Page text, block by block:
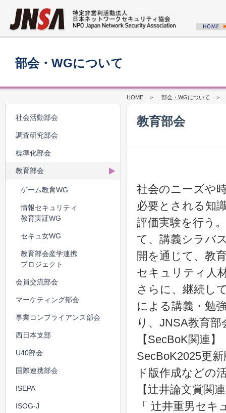
部会・WGについて
HOME ＞ 部会・WGについて ＞
教育部会
社会のニーズや
必要とされる知
評価実験を行う
て、講義シラバ
開を通じて、教
セキュリティ人
さらに、継続し
による講義・勉
り、JNSA教育
【SecBoK関連】
SecBoK2025更
ド版作成などの
【辻井論文賞関
「 辻井重男セ
社会活動部会
調査研究部会
標準化部会
教育部会
ゲーム教育WG
情報セキュリティ
教育実証WG
セキュ女WG
教育部会産学連携
プロジェクト
会員交流部会
マーケティング部会
事業コンプライアンス部会
西日本支部
U40部会
国際連携部会
ISEPA
ISOG-J